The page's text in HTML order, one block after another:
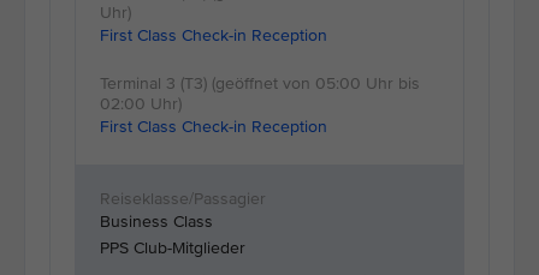
First Class Check-in Reception
First Class Check-in Reception
Business Class
PPS Club-Mitglieder